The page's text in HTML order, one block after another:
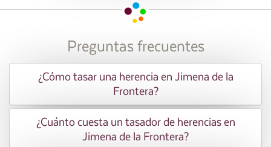
Preguntas frecuentes
¿Cómo tasar una herencia en Jimena de la
Frontera?
¿Cuánto cuesta un tasador de herencias en
Jimena de la Frontera?